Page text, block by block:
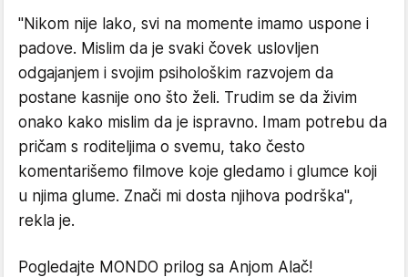
"Nikom nije lako, svi na momente imamo uspone i
padove. Mislim da je svaki čovek uslovljen
odgajanjem i svojim psihološkim razvojem da
postane kasnije ono što želi. Trudim se da živim
onako kako mislim da je ispravno. Imam potrebu da
pričam s roditeljima o svemu, tako često
komentarišemo filmove koje gledamo i glumce koji
u njima glume. Znači mi dosta njihova podrška",
rekla je.
Pogledajte MONDO prilog sa Anjom Alač!